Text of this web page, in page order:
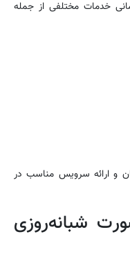
خدمات مختلفی از جمله
و ارائه سرویس مناسب در
شبانه‌روزی